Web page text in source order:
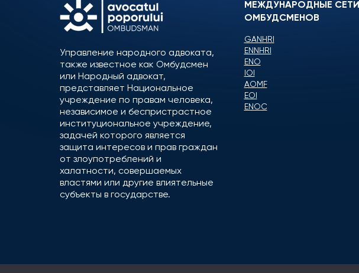
Управление народного адвоката,
также известное как Омбудсмен
или Народный адвокат,
представляет Национальное
учреждение по правам человека,
независимое и беспристрастное
институциональное учреждение,
задачей которого является
защита интересов и прав граждан
от злоупотреблений и
халатности, совершаемых
властями или другие влиятельные
субъекты в государстве.
МЕЖДУНАРОДНЫЕ СЕТИ
ОМБУДСМЕНОВ
GANHRI
ENNHRI
ENO
IOI
AOMF
EOI
ENOC